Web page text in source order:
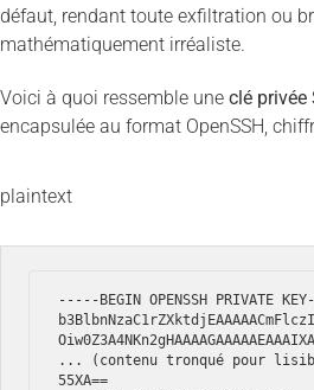
défaut, rendant toute exfiltration ou
mathématiquement irréaliste.
Voici à quoi ressemble une clé privée
encapsulée au format OpenSSH,
plaintext
-----BEGIN OPENSSH PRIVATE
... (contenu tronqué pour
55XA==